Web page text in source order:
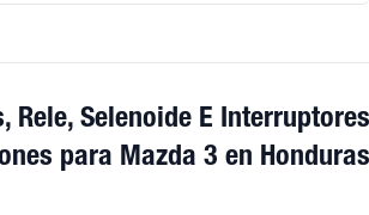
Rele, Selenoide E Interruptores
para Mazda 3 en Honduras